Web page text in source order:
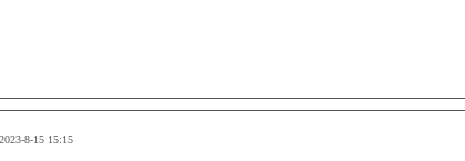
2023-8-15 15:15